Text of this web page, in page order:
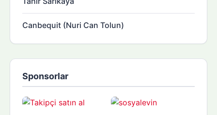
Canbequit (Nuri Can Tolun)
Sponsorlar